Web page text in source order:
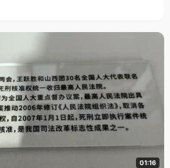
01:16